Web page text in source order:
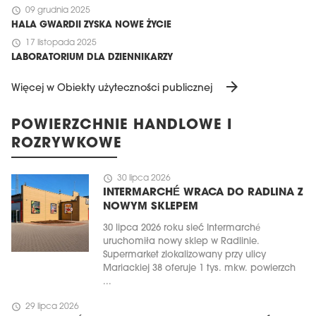
schedule 09 grudnia 2025
HALA GWARDII ZYSKA NOWE ŻYCIE
schedule 17 listopada 2025
LABORATORIUM DLA DZIENNIKARZY
Więcej w Obiekty użyteczności publicznej arrow_forward
POWIERZCHNIE HANDLOWE I
ROZRYWKOWE
schedule 30 lipca 2026
INTERMARCHÉ WRACA DO RADLINA Z
NOWYM SKLEPEM
30 lipca 2026 roku sieć Intermarché
uruchomiła nowy sklep w Radlinie.
Supermarket zlokalizowany przy ulicy
Mariackiej 38 oferuje 1 tys. mkw. powierzch
...
schedule 29 lipca 2026